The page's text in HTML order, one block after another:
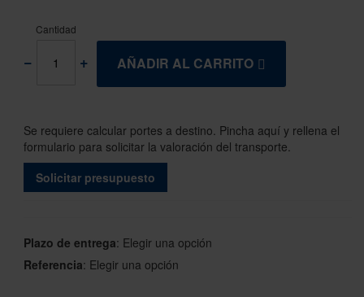
Cantidad
AÑADIR AL CARRITO
Se requiere calcular portes a destino. Pincha aquí y rellena el
formulario para solicitar la valoración del transporte.
Solicitar presupuesto
Plazo de entrega: Elegir una opción
Referencia: Elegir una opción